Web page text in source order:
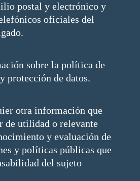
postal y electrónico y
oficiales del
sobre la política de
protección de datos.
otra información que
de utilidad o relevante
y evaluación de
y políticas públicas que
del sujeto